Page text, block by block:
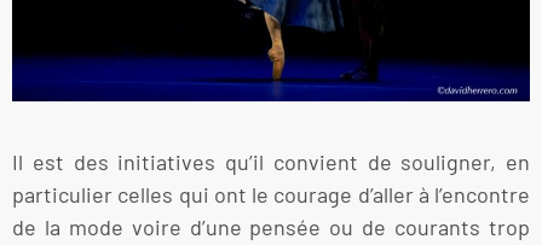
Il est des initiatives qu’il convient de souligner, en
particulier celles qui ont le courage d’aller à l’encontre
de la mode voire d’une pensée ou de courants trop